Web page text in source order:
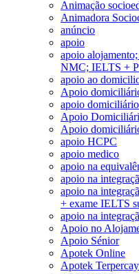
Animação
Animadora
anúncio
apoio
apoio
NMC; IELTS +
apoio ao
Apoio
apoio
Apoio
Apoio
apoio HCPC
apoio medico
apoio na
apoio na
apoio na
+ exame IELTS
apoio na
Apoio no
Apoio Sénior
Apotek Online
Apotek